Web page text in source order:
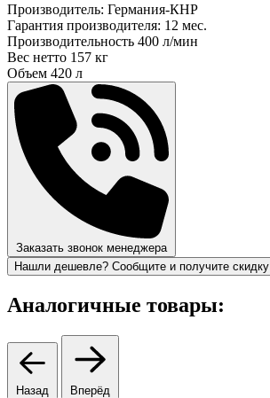
Производитель: Германия-КНР
Гарантия производителя: 12 мес.
Производительность 400 л/мин
Вес нетто 157 кг
Объем 420 л
Заказать звонок менеджера
Нашли дешевле? Сообщите и получите скидку
Аналогичные товары:
Назад Вперёд